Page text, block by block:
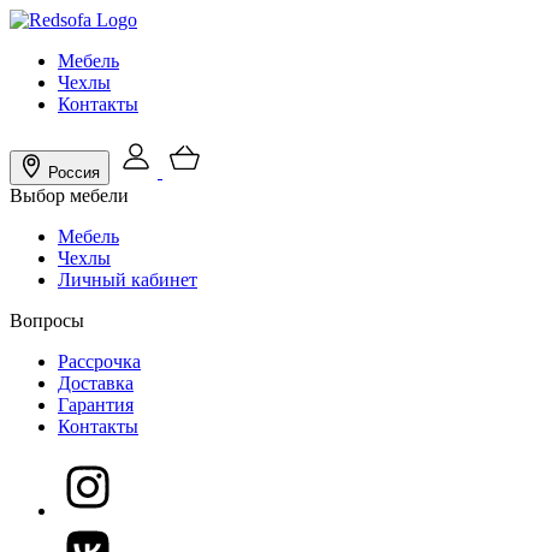
Мебель
Чехлы
Контакты
Россия
Выбор мебели
Мебель
Чехлы
Личный кабинет
Вопросы
Рассрочка
Доставка
Гарантия
Контакты